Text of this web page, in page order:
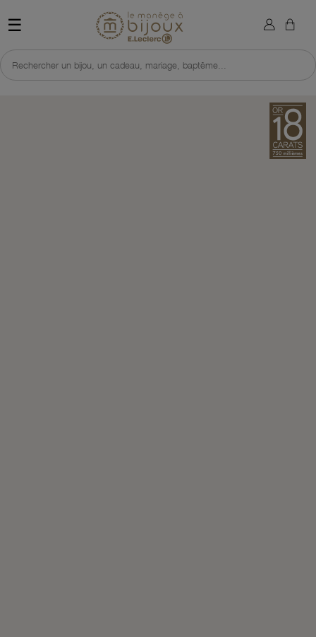
☰ Retour à l'accueil du site
Rechercher un bijou, un cadeau, mariage, baptême...
×